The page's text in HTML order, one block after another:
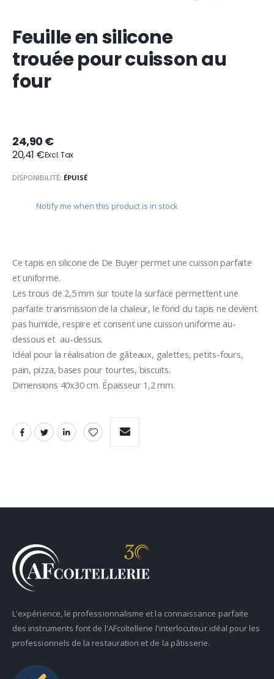
Feuille en silicone
trouée pour cuisson au
four
24,90 €
20,41 €
DISPONIBILITÉ: ÉPUISÉ
Notify me when this product is in stock
Ce tapis en silicone de De Buyer permet une cuisson parfaite
et uniforme.
Les trous de 2,5 mm sur toute la surface permettent une
parfaite transmission de la chaleur, le fond du tapis ne devient
pas humide, respire et consent une cuisson uniforme au-
dessous et  au-dessus.
Idéal pour la réalisation de gâteaux, galettes, petits-fours,
pain, pizza, bases pour tourtes, biscuits.
Dimensions 40x30 cm. Épaisseur 1,2 mm.
L'expérience, le professionnalisme et la connaissance parfaite
des instruments font de l'AFcoltellerie l'interlocuteur idéal pour les
professionnels de la restauration et de la pâtisserie.